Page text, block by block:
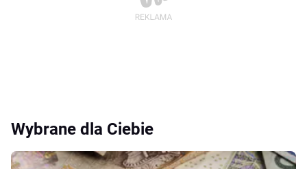
Wybrane dla Ciebie